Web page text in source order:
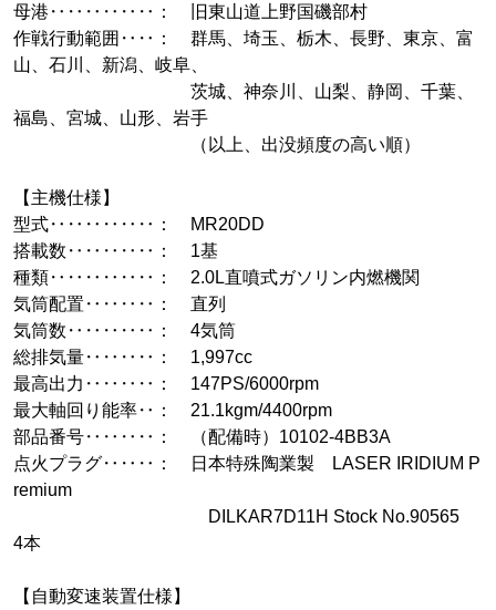
母港‥‥‥‥‥‥： 旧東山道上野国磯部村
作戦行動範囲‥‥： 群馬、埼玉、栃木、長野、東京、富
山、石川、新潟、岐阜、
茨城、神奈川、山梨、静岡、千葉、
福島、宮城、山形、岩手
（以上、出没頻度の高い順）
【主機仕様】
型式‥‥‥‥‥‥： MR20DD
搭載数‥‥‥‥‥： 1基
種類‥‥‥‥‥‥： 2.0L直噴式ガソリン内燃機関
気筒配置‥‥‥‥： 直列
気筒数‥‥‥‥‥： 4気筒
総排気量‥‥‥‥： 1,997cc
最高出力‥‥‥‥： 147PS/6000rpm
最大軸回り能率‥： 21.1kgm/4400rpm
部品番号‥‥‥‥： （配備時）10102-4BB3A
点火プラグ‥‥‥： 日本特殊陶業製 LASER IRIDIUM P
remium
DILKAR7D11H Stock No.90565
4本
【自動変速装置仕様】